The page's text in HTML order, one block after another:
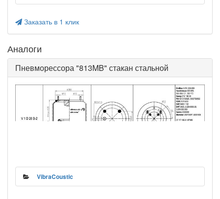
Заказать в 1 клик
Аналоги
Пневморессора "813MB" стакан стальной
VibraCoustic